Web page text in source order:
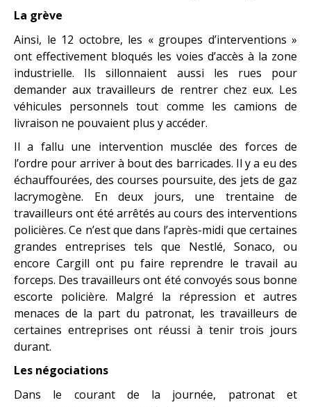
La grève
Ainsi, le 12 octobre, les « groupes d’interventions »
ont effectivement bloqués les voies d’accès à la zone
industrielle. Ils sillonnaient aussi les rues pour
demander aux travailleurs de rentrer chez eux. Les
véhicules personnels tout comme les camions de
livraison ne pouvaient plus y accéder.
Il a fallu une intervention musclée des forces de
l’ordre pour arriver à bout des barricades. Il y a eu des
échauffourées, des courses poursuite, des jets de gaz
lacrymogène. En deux jours, une trentaine de
travailleurs ont été arrêtés au cours des interventions
policières. Ce n’est que dans l’après-midi que certaines
grandes entreprises tels que Nestlé, Sonaco, ou
encore Cargill ont pu faire reprendre le travail au
forceps. Des travailleurs ont été convoyés sous bonne
escorte policière. Malgré la répression et autres
menaces de la part du patronat, les travailleurs de
certaines entreprises ont réussi à tenir trois jours
durant.
Les négociations
Dans le courant de la journée, patronat et